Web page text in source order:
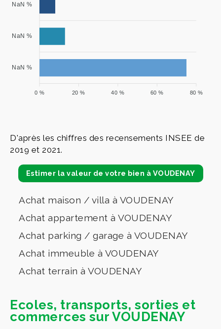
NaN %
NaN %
NaN %
80 %
60 %
40 %
20 %
0 %
D'après les chiffres des recensements INSEE de
2019 et 2021.
Estimer la valeur de votre bien à VOUDENAY
Achat maison / villa à VOUDENAY
Achat appartement à VOUDENAY
Achat parking / garage à VOUDENAY
Achat immeuble à VOUDENAY
Achat terrain à VOUDENAY
Ecoles, transports, sorties et
commerces sur VOUDENAY